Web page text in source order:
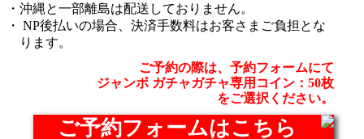
沖縄と一部離島は配送しておりません。
NP後払いの場合、決済手数料はお客さまご負担とな
ります。
ご予約の際は、予約フォームにて
ジャンボ ガチャガチャ専用コイン：50枚
をご選択ください。
ご予約フォームはこちら